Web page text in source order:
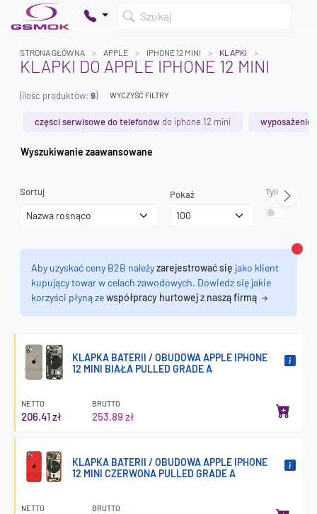
Szukaj
Twój koszyk jest pusty
STRONA GŁÓWNA APPLE IPHONE 12 MINI KLAPKI
KLAPKI DO APPLE IPHONE 12 MINI
(ilość produktów: 9) WYCZYŚĆ FILTRY
części serwisowe do telefonów do iphone 12 mini wyposażenie
Wyszukiwanie zaawansowane
Sortuj Pokaż Tylko
Aby uzyskać ceny B2B należyzarejestrować się jako klient
kupujący towar w celach zawodowych. Dowiedz się jakie
korzyści płyną zewspółpracy hurtowej z naszą firmą
KLAPKA BATERII / OBUDOWA APPLE IPHONE
12 MINI BIAŁA PULLED GRADE A
NETTO
206.41 zł
BRUTTO
253.89 zł
KLAPKA BATERII / OBUDOWA APPLE IPHONE
12 MINI CZERWONA PULLED GRADE A
NETTO BRUTTO